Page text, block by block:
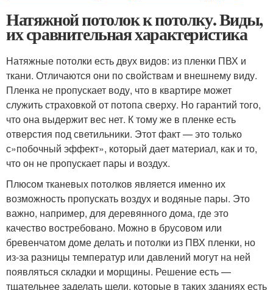
Натяжной потолок к потолку. Виды,
их сравнительная характеристика
Натяжные потолки есть двух видов: из пленки ПВХ и
ткани. Отличаются они по свойствам и внешнему виду.
Пленка не пропускает воду, что в квартире может
служить страховкой от потопа сверху. Но гарантий того,
что она выдержит вес нет. К тому же в пленке есть
отверстия под светильники. Этот факт — это только
с»побочный эффект», который дает материал, как и то,
что он не пропускает пары и воздух.
Плюсом тканевых потолков является именно их
возможность пропускать воздух и водяные пары. Это
важно, например, для деревянного дома, где это
качество востребовано. Можно в брусовом или
бревенчатом доме делать и потолки из ПВХ пленки, но
из-за разницы температур или давлений могут на ней
появляться складки и морщины. Решение есть —
тщательнее заделать щели, которые в таких зданиях есть